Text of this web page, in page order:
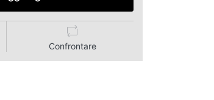
Confrontare